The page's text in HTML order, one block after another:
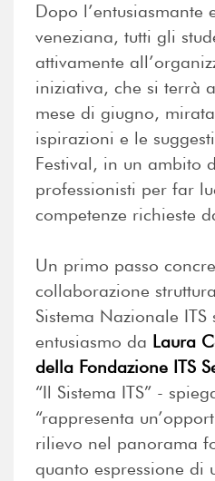
Dopo l’entusiasmante
veneziana, tutti gli
attivamente
iniziativa, che si terrà
mese di giugno,
ispirazioni e le
Festival, in un ambito
professionisti per far
competenze richieste
Un primo passo
collaborazione
Sistema Nazionale ITS
entusiasmo da Laura
della Fondazione ITS
“Il Sistema ITS” -
“rappresenta
rilievo nel panorama
quanto espressione di